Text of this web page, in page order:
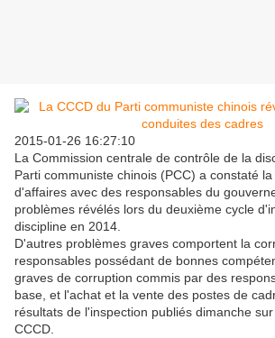
2015-01-26 16:27:10
La Commission centrale de contrôle de la
Parti communiste chinois (PCC) a constaté
d'affaires avec des responsables du
problèmes révélés lors du deuxième cycle
discipline en 2014.
D'autres problèmes graves comportent la
responsables possédant de bonnes
graves de corruption commis par des
base, et l'achat et la vente des postes de
résultats de l'inspection publiés dimanche
CCCD.